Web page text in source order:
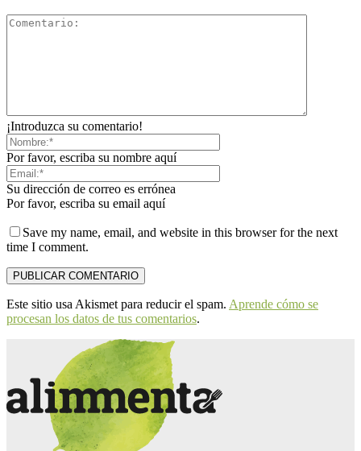
¡Introduzca su comentario!
Por favor, escriba su nombre aquí
Su dirección de correo es errónea
Por favor, escriba su email aquí
Save my name, email, and website in this browser for the next
time I comment.
Este sitio usa Akismet para reducir el spam. Aprende cómo se
procesan los datos de tus comentarios.